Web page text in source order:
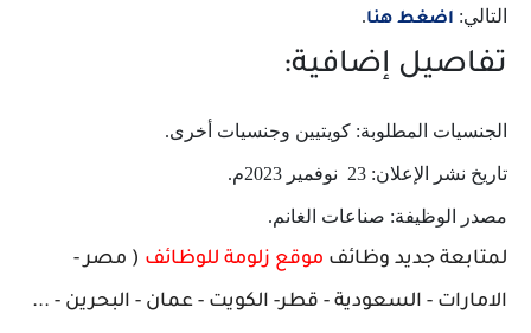
التالي: اضغط هنا.
تفاصيل إضافية:
الجنسيات المطلوبة: كويتيين وجنسيات أخرى.
تاريخ نشر الإعلان: 23 نوفمير 2023م.
مصدر الوظيفة: صناعات الغانم.
لمتابعة جديد وظائف موقع زلومة للوظائف ( مصر -
الامارات - السعودية - قطر- الكويت - عمان - البحرين - ...